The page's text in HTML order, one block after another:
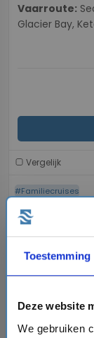
Toestemming
Deze website
We gebruiken
Vaarroute:
Glacier Bay,
Vergelijk
#Familiecruises